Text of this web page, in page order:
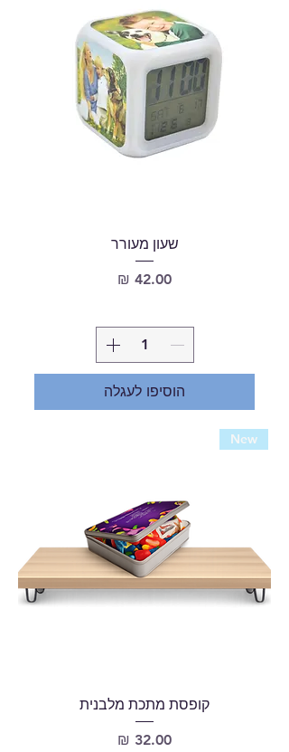
שעון מעורר
מחיר
הוסיפו לעגלה
New
קופסת מתכת מלבנית
מחיר